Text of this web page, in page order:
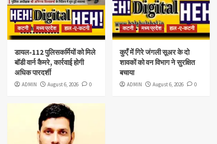
कटनी मध्य प्रदेश हाल -ए-कटनी
डायल-112 पुलिसकर्मियों को मिले
बॉडी वार्न कैमरे, कार्रवाई होगी
अधिक पारदर्शी
ADMIN August 6, 2026 0
कटनी मध्य प्रदेश हाल -ए-कटनी
कुएँ में गिरे जंगली सूअर के दो
शावकों को वन विभाग ने सुरक्षित
बचाया
ADMIN August 6, 2026 0